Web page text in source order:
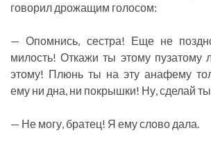
говорил дрожащим голосом:
— Опомнись, сестра! Еще не
милость! Откажи ты этому пузатому
этому! Плюнь ты на эту анафему
ему ни дна, ни покрышки! Ну, сделай
— Не могу, братец! Я ему слово дала.